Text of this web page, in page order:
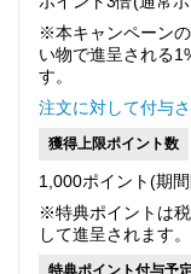
※本キャンペーン
い物で進呈される
す。
注文に対して付与
獲得上限ポイント数
1,000ポイント(期
※特典ポイントは
して進呈されます。
特典ポイント付与予